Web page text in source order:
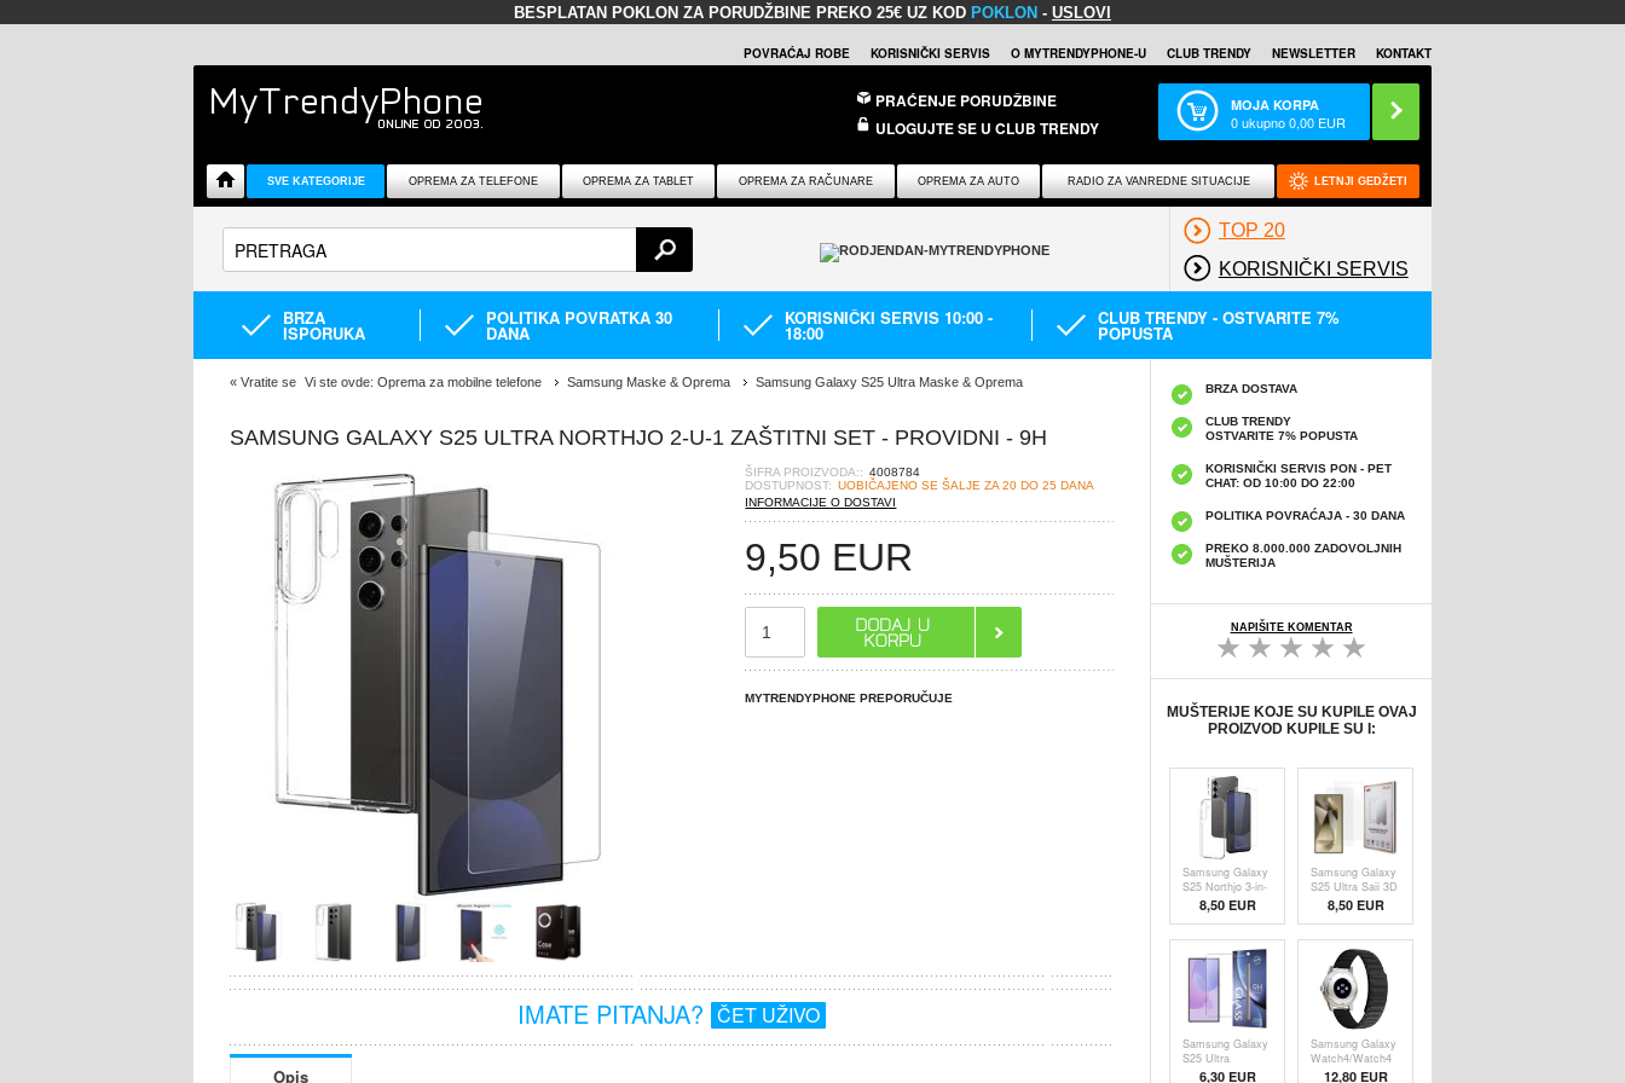
BESPLATAN POKLON ZA PORUDŽBINE PREKO 25€ UZ KOD POKLON - USLOVI
POVRAĆAJ ROBE KORISNIČKI SERVIS O MYTRENDYPHONE-U CLUB TRENDY NEWSLETTER KONTAKT
PRAĆENJE PORUDŽBINE
ULOGUJTE SE U CLUB TRENDY
MOJA KORPA
0ukupno0,00 EUR
SVE KATEGORIJE OPREMA ZA TELEFONE OPREMA ZA TABLET OPREMA ZA RAČUNARE OPREMA ZA AUTO RADIO ZA VANREDNE SITUACIJE LETNJI GEDŽETI
TOP 20
KORISNIČKI SERVIS
BRZA
ISPORUKA
POLITIKA POVRATKA 30
DANA
KORISNIČKI SERVIS 10:00 -
18:00
CLUB TRENDY - OSTVARITE 7%
POPUSTA
« Vratite se Vi ste ovde: Oprema za mobilne telefone Samsung Maske & Oprema Samsung Galaxy S25 Ultra Maske & Oprema
SAMSUNG GALAXY S25 ULTRA NORTHJO 2-U-1 ZAŠTITNI SET - PROVIDNI - 9H
ŠIFRA PROIZVODA:: 4008784
DOSTUPNOST: UOBIČAJENO SE ŠALJE ZA 20 DO 25 DANA
INFORMACIJE O DOSTAVI
9,50 EUR
MYTRENDYPHONE PREPORUČUJE
IMATE PITANJA? ČET UŽIVO
Opis
BRZA DOSTAVA
CLUB TRENDY
OSTVARITE 7% POPUSTA
KORISNIČKI SERVIS PON - PET
CHAT: OD 10:00 DO 22:00
POLITIKA POVRAĆAJA - 30 DANA
PREKO 8.000.000 ZADOVOLJNIH
MUŠTERIJA
NAPIŠITE KOMENTAR
MUŠTERIJE KOJE SU KUPILE OVAJ
PROIZVOD KUPILE SU I:
Samsung Galaxy
S25 Northjo 3-in-
1 Protection Set -
Clear
8,50EUR
Samsung Galaxy
S25 Ultra Saii 3D
Premium
Zaštitno Kaljeno
Staklo - 9H - 2
kom.
8,50 EUR
Samsung Galaxy
S25 Ultra
Premium
6,30 EUR
Samsung Galaxy
Watch4/Watch4
Classic/Watch5/Watch6/Watch
12,80 EUR